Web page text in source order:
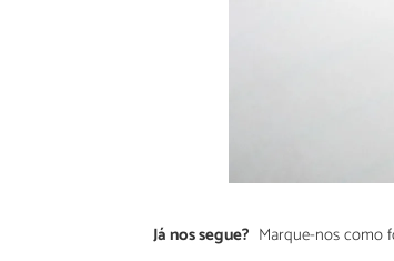
Já nos segue? Marque-nos como